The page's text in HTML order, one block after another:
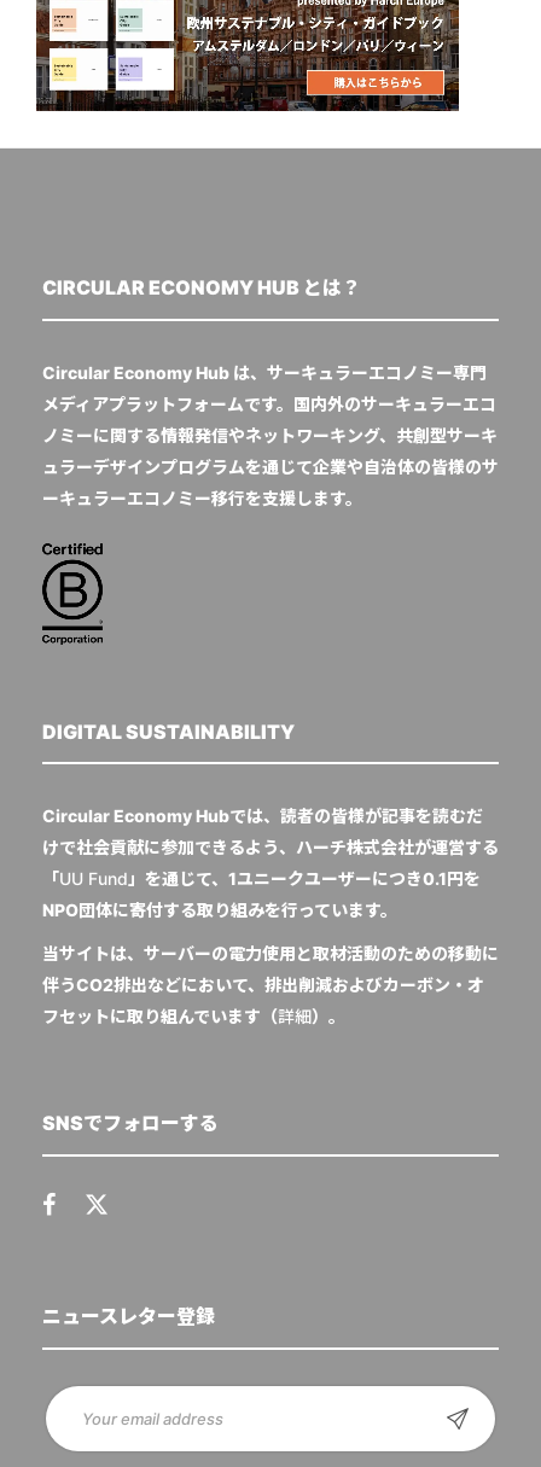
CIRCULAR ECONOMY HUB とは？
Circular Economy Hub は、サーキュラーエコノミー専門
メディアプラットフォームです。国内外のサーキュラーエコ
ノミーに関する情報発信やネットワーキング、共創型サーキ
ュラーデザインプログラムを通じて企業や自治体の皆様のサ
ーキュラーエコノミー移行を支援します。
DIGITAL SUSTAINABILITY
Circular Economy Hubでは、読者の皆様が記事を読むだ
けで社会貢献に参加できるよう、ハーチ株式会社が運営する
「UU Fund 」を通じて、1ユニークユーザーにつき0.1円を
NPO団体に寄付する取り組みを行っています。
当サイトは、サーバーの電力使用と取材活動のための移動に
伴うCO2排出などにおいて、排出削減およびカーボン・オ
フセットに取り組んでいます（詳細）。
SNSでフォローする
ニュースレター登録